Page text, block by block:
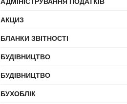
АКЦИЗ
БЛАНКИ ЗВІТНОСТІ
БУДІВНИЦТВО
БУДІВНИЦТВО
БУХОБЛІК